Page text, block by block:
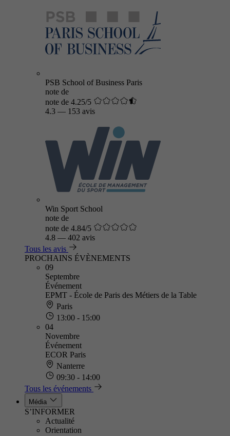
PSB School of Business Paris
note de
note de 4.25/5
4.3 — 153 avis
Win Sport School
note de
note de 4.84/5
4.8 — 402 avis
Tous les avis
PROCHAINS ÉVÈNEMENTS
09
Septembre
Événement
EPMT - École de Paris des Métiers de la Table
Paris
13:00 - 15:00
04
Novembre
Événement
ECOR Paris
Nanterre
09:30 - 14:00
Tous les événements
Média
S’INFORMER
Actualité
Orientation